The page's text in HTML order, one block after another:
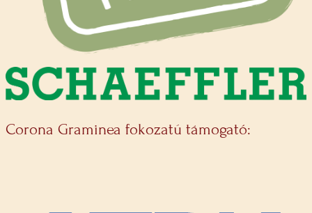
Corona Graminea fokozatú támogató: